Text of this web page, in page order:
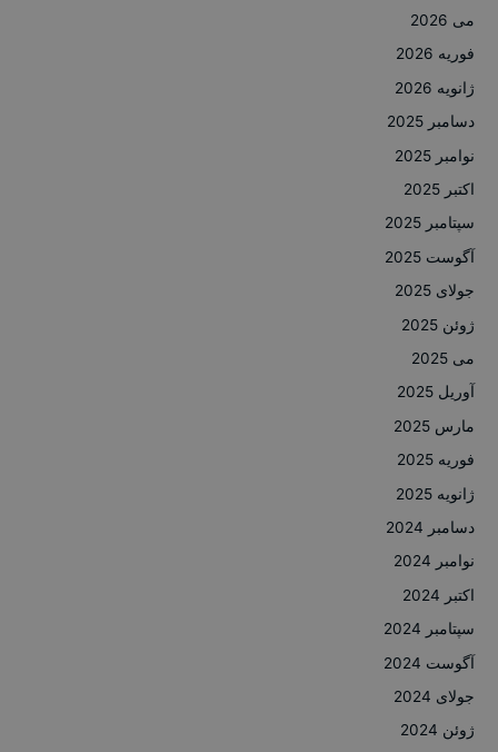
می 2026
فوریه 2026
ژانویه 2026
دسامبر 2025
نوامبر 2025
اکتبر 2025
سپتامبر 2025
آگوست 2025
جولای 2025
ژوئن 2025
می 2025
آوریل 2025
مارس 2025
فوریه 2025
ژانویه 2025
دسامبر 2024
نوامبر 2024
اکتبر 2024
سپتامبر 2024
آگوست 2024
جولای 2024
ژوئن 2024